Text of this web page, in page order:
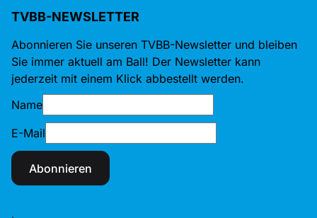
TVBB-NEWSLETTER
Abonnieren Sie unseren TVBB-Newsletter und bleiben
Sie immer aktuell am Ball! Der Newsletter kann
jederzeit mit einem Klick abbestellt werden.
Name
E-Mail
Abonnieren